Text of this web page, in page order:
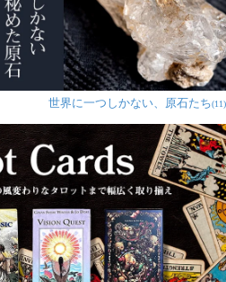
世界に一つしかない、原石たち(11)